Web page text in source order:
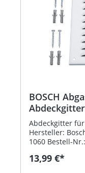
BOSCH
200x200mm
Abdeckgitter
Hersteller: Bosch
1060 Bestell-Nr.: 7746901009 Preisgültigkeit:
13,99 €*